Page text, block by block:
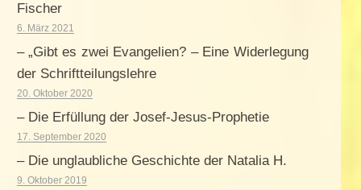
Fischer
6. März 2021
– „Gibt es zwei Evangelien? – Eine Widerlegung
der Schriftteilungslehre
20. Oktober 2020
– Die Erfüllung der Josef-Jesus-Prophetie
17. September 2020
– Die unglaubliche Geschichte der Natalia H.
9. Oktober 2019